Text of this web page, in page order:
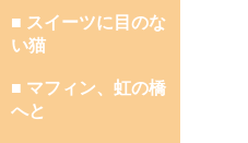
■ スイーツに目のな
い猫
■ マフィン、虹の橋
へと